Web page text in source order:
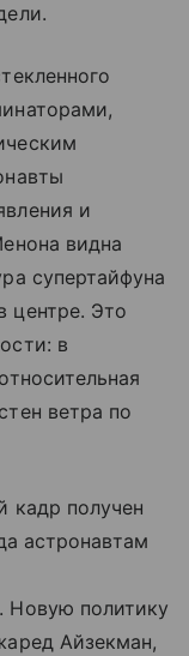
и
видна
супертайфуна
центре. Это
в
ветра по
кадр получен
астронавтам
Новую политику
Айзекман,